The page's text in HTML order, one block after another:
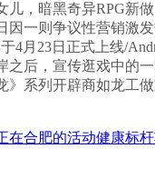
儿，暗黑奇异RPG新
因一则争议性营销激
4月23日正式上线/
之后，宣传逛戏中的
》系列开辟商如龙工
在合肥的活动健康标杆